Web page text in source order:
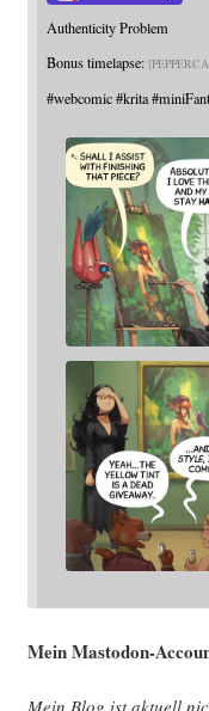
Authenticity Problem
Bonus timelapse:
#webcomic #krita #
Mein Mast­o­don-